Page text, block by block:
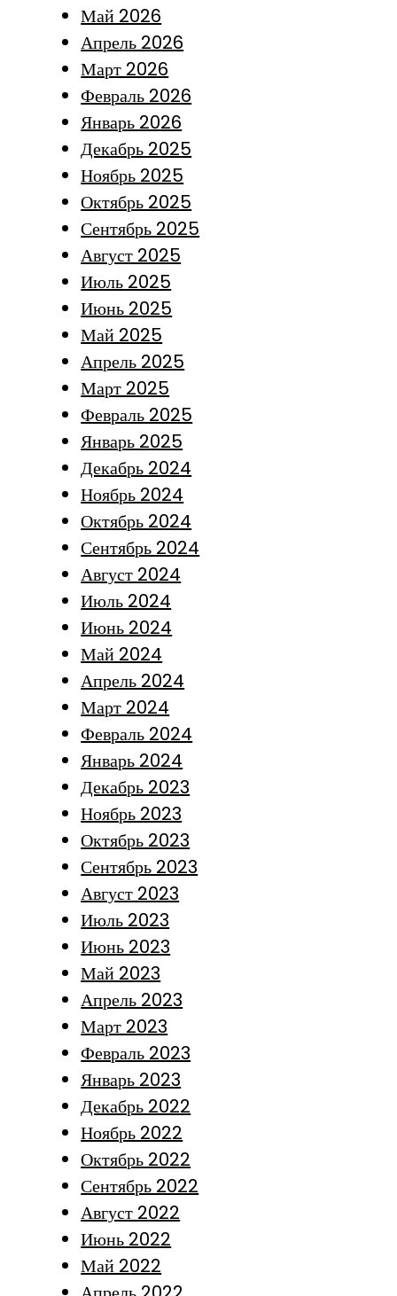
Май 2026
Апрель 2026
Март 2026
Февраль 2026
Январь 2026
Декабрь 2025
Ноябрь 2025
Октябрь 2025
Сентябрь 2025
Август 2025
Июль 2025
Июнь 2025
Май 2025
Апрель 2025
Март 2025
Февраль 2025
Январь 2025
Декабрь 2024
Ноябрь 2024
Октябрь 2024
Сентябрь 2024
Август 2024
Июль 2024
Июнь 2024
Май 2024
Апрель 2024
Март 2024
Февраль 2024
Январь 2024
Декабрь 2023
Ноябрь 2023
Октябрь 2023
Сентябрь 2023
Август 2023
Июль 2023
Июнь 2023
Май 2023
Апрель 2023
Март 2023
Февраль 2023
Январь 2023
Декабрь 2022
Ноябрь 2022
Октябрь 2022
Сентябрь 2022
Август 2022
Июнь 2022
Май 2022